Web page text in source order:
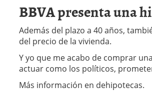
whales
suelen
llegar
tarde 16
de abril
de 2026
Comparativa Costes
acelera la rentabilidad?
BBVA presenta una
Además del plazo a 40 años,
del precio de la vivienda.
Y yo que me acabo de comprar
actuar como los políticos,
Más información en dehipotecas.